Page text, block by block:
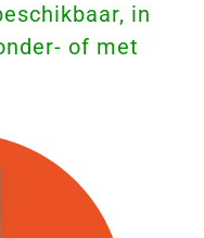
in
of met